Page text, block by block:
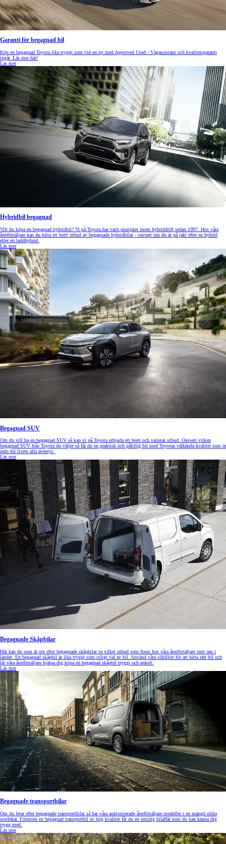
Garanti för begagnad bil
Köp en begagnad Toyota lika tryggt som vid en ny med Approved Used - Vägassistans och kvalitetsgaranti
ingår. Läs mer här!
Läs mer
Hybridbil begagnad
Vill du köpa en begagnad hybridbil? Vi på Toyota har varit pionjärer inom hybriddrift sedan 1997. Hos våra
återförsäljare kan du hitta ett brett utbud av begagnade hybridbilar - oavsett om du är på jakt efter en hybrid
eller en laddhybrid.
Läs mer
Begagnad SUV
Om du vill ha en begagnad SUV så kan vi på Toyota erbjuda ett brett och varierat utbud. Oavsett vilken
begagnad SUV från Toyota du väljer så får du en praktisk och pålitlig bil med Toyotas välkända kvalitet som är
redo för livets alla äventyr.
Läs mer
Begagnade Skåpbilar
Här kan du som är ute efter begagnade skåpbilar se vilket utbud som finns hos våra återförsäljare runt om i
landet. En begagnad skåpbil är lika tryggt som roligt val av bil. Använd våra sökfilter för att hitta rätt bil och
låt våra återförsäljare hjälpa dig köpa en begagnad skåpbil tryggt och enkelt.
Läs mer
Begagnade transportbilar
Om du letar efter begagnade transportbilar så har våra auktoriserade återförsäljare modeller i en mängd olika
storlekar. Förutom en begagnad transportbil av hög kvalitet får du en smidig bilaffär som du kan känna dig
trygg med.
Läs mer